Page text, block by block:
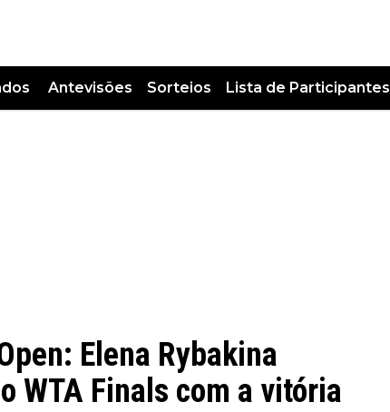
Antevisões Sorteios Lista de Participantes
Elena Rybakina
WTA Finals com a vitória